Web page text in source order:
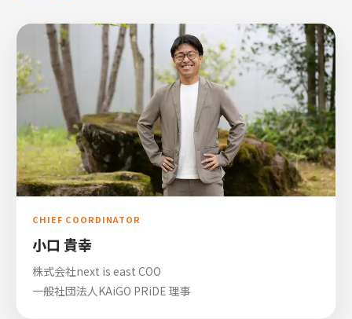
CHIEF COORDINATOR
小口 貴幸
株式会社next is east COO
一般社団法人KAiGO PRiDE 理事